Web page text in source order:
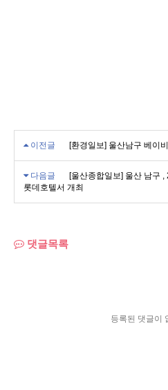
이전글 [환경일보] 울산남구 베이
다음글
[울산종합일보] 울산 남구
롯데호텔서 개최
댓글목록
등록된 댓글이